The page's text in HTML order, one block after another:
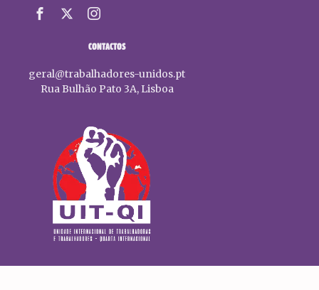
CONTACTOS
geral@trabalhadores-unidos.pt
Rua Bulhão Pato 3A, Lisboa